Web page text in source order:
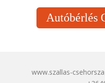
Autóbérlés
www.szallas-